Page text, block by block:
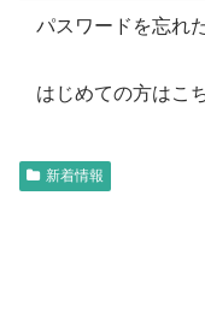
パスワードを忘れ
はじめての方はこ
新着情報